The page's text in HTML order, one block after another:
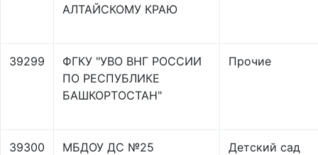
АЛТАЙСКОМУ КРАЮ
39299
ФГКУ "УВО ВНГ РОССИИ
ПО РЕСПУБЛИКЕ
БАШКОРТОСТАН"
Прочие
39300
МБДОУ ДС №25
Детский сад